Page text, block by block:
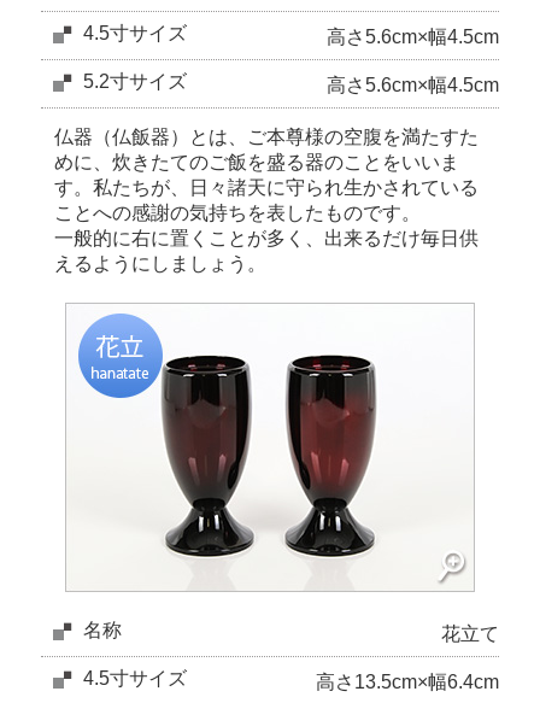
4.5寸サイズ 高さ5.6cm×幅4.5cm
5.2寸サイズ 高さ5.6cm×幅4.5cm
仏器（仏飯器）とは、ご本尊様の空腹を満たすた
めに、炊きたてのご飯を盛る器のことをいいま
す。私たちが、日々諸天に守られ生かされている
ことへの感謝の気持ちを表したものです。
一般的に右に置くことが多く、出来るだけ毎日供
えるようにしましょう。
名称 花立て
4.5寸サイズ 高さ13.5cm×幅6.4cm